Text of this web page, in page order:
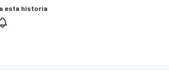
esta historia